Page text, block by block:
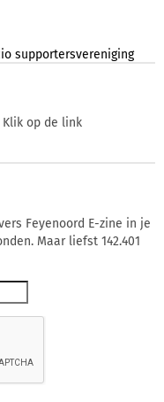
supportersvereniging
op de link
Feyenoord E-zine in je
Maar liefst 142.401